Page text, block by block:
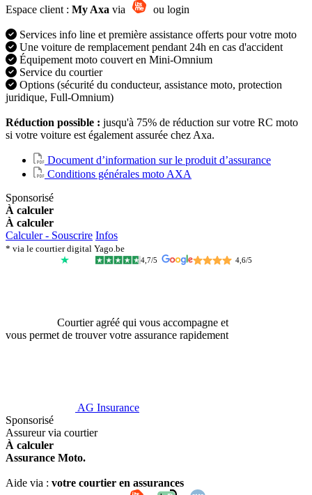
Espace client : My Axa via ou login
Services info line et première assistance offerts pour votre moto
Une voiture de remplacement pendant 24h en cas d'accident
Équipement moto couvert en Mini-Omnium
Service du courtier
Options (sécurité du conducteur, assistance moto, protection
juridique, Full-Omnium)
Réduction possible : jusqu'à 75% de réduction sur votre RC moto
si votre voiture est également assurée chez Axa.
Document d’information sur le produit d’assurance
Conditions générales moto AXA
Sponsorisé
À calculer
À calculer
Calculer - Souscrire Infos
* via le courtier digital Yago.be
4,7/5 4,6/5
Courtier agréé qui vous accompagne et
vous permet de trouver votre assurance rapidement
AG Insurance
Sponsorisé
Assureur via courtier
À calculer
Assurance Moto.
Aide via : votre courtier en assurances